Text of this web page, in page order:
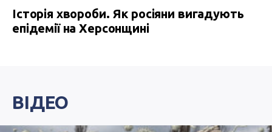
Історія хвороби. Як росіяни вигадують
епідемії на Херсонщині
ВІДЕО